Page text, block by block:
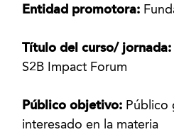
Entidad promotora:
Título del curso/
S2B Impact Forum
Público objetivo: Público
interesado en la materia